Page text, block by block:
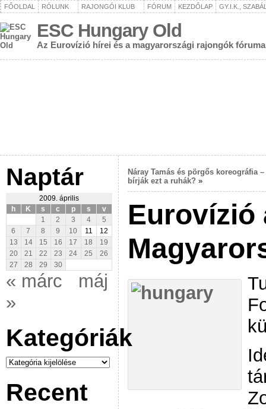
FŐOLDAL RÓLUNK RAJONGÓI KLUB FÓRUM KEZDŐLAP GY.I.K.,
ESC Hungary Old
Az Eurovízió hírei és a magyarországi rajongók fóruma
Naptár
2009. április
h
K s c p s
v
1
2 3 4
5
6
7 8 9 10 11
12
13
14 15 16 17 18
19
20
21 22 23 24 25
26
27
28 29 30
« márc
máj
»
Kategóriák
Kategóriák
Recent
Náray Tamás és pörgős koreográfia
bírják ezt a ruhák? »
Eurovízió